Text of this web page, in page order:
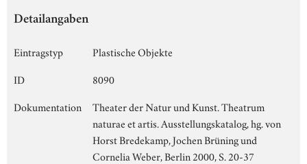
Detailangaben
Eintragstyp
Plastische Objekte
ID
8090
Dokumentation
Theater der Natur und Kunst. Theatrum
naturae et artis. Ausstellungskatalog, hg. von
Horst Bredekamp, Jochen Brüning und
Cornelia Weber, Berlin 2000, S. 20-37